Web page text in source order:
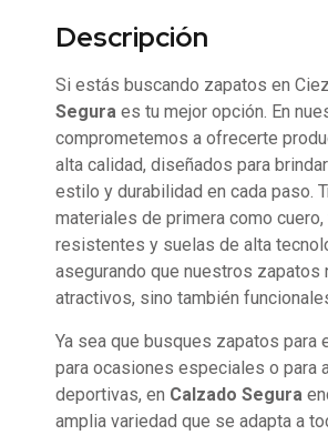
Descripción
Si estás buscando zapatos en
Segura es tu mejor opción. En
comprometemos a ofrecerte
alta calidad, diseñados para
estilo y durabilidad en cada paso.
materiales de primera como
resistentes y suelas de alta
asegurando que nuestros zapatos
atractivos, sino también
Ya sea que busques zapatos para
para ocasiones especiales o para
deportivas, en Calzado Segura
amplia variedad que se adapta a